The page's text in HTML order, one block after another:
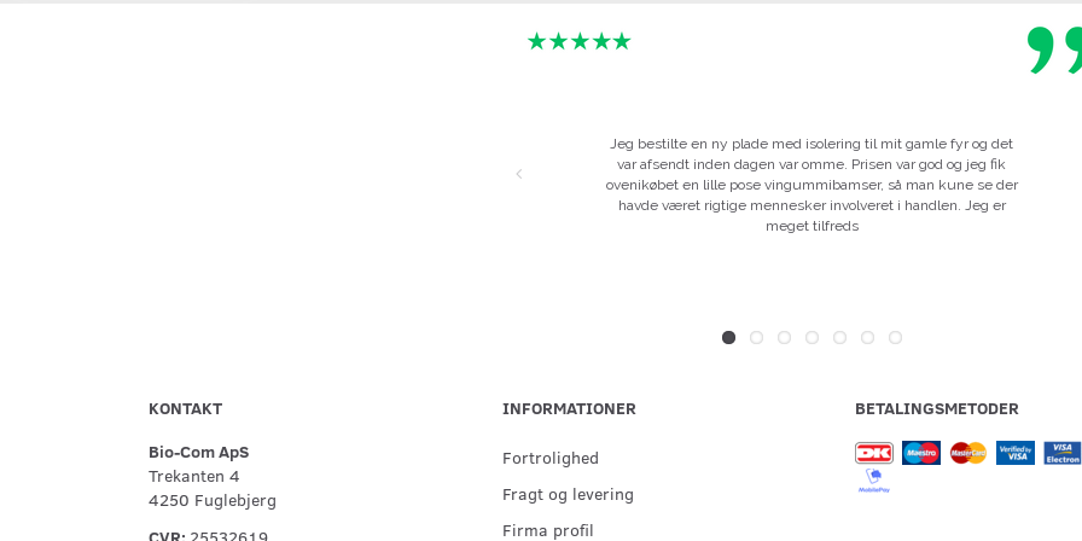
Jeg bestilte en ny plade med isolering til mit gamle fyr og det
var afsendt inden dagen var omme. Prisen var god og jeg fik
ovenikøbet en lille pose vingummibamser, så man kune se der
havde været rigtige mennesker involveret i handlen. Jeg er
meget tilfreds
KONTAKT
Bio-Com ApS
Trekanten 4
4250 Fuglebjerg
INFORMATIONER
Fortrolighed
Fragt og levering
Firma profil
BETALINGSMETODER